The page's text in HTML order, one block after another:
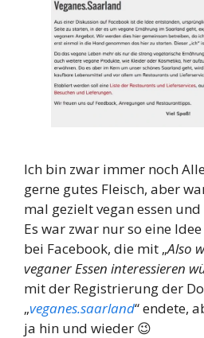
Ich bin zwar immer noch
gerne gutes Fleisch, aber
mal gezielt vegan essen
Es war zwar nur so eine
bei Facebook, die mit „Also
veganer Essen interessieren
mit der Registrierung der
„veganes.saarland“ endete,
ja hin und wieder 😉